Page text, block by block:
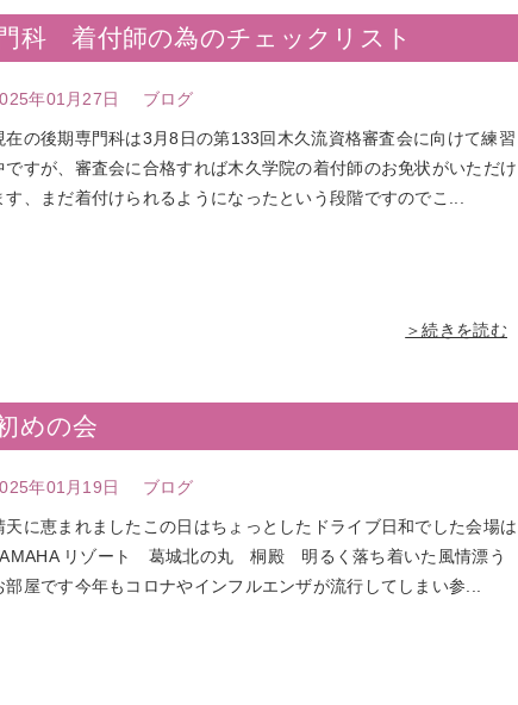
科 着付師の為のチェックリスト
年01月27日 ブログ
在の後期専門科は3月8日の第133回木久流資格審査会に向けて練習
ですが、審査会に合格すれば木久学院の着付師のお免状がいただけ
す、まだ着付けられるようになったという段階ですのでこ...
＞続きを読む
めの会
年01月19日 ブログ
天に恵まれましたこの日はちょっとしたドライブ日和でした会場は
リゾート 葛城北の丸 桐殿 明るく落ち着いた風情漂う
部屋です今年もコロナやインフルエンザが流行してしまい参...